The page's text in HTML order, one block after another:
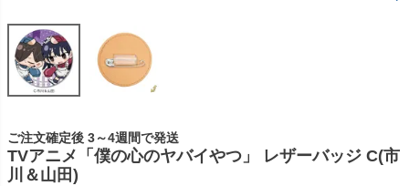
ご注文確定後 3～4週間で発送
TVアニメ「僕の心のヤバイやつ」 レザーバッジ C(市
川＆山田)